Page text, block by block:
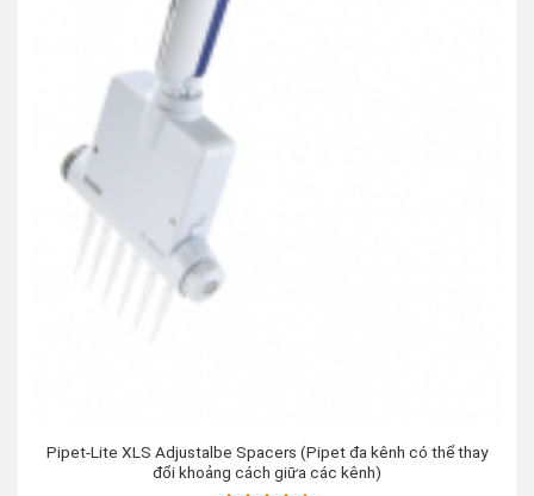
Pipet-Lite XLS Adjustalbe Spacers (Pipet đa kênh có thể thay
đổi khoảng cách giữa các kênh)